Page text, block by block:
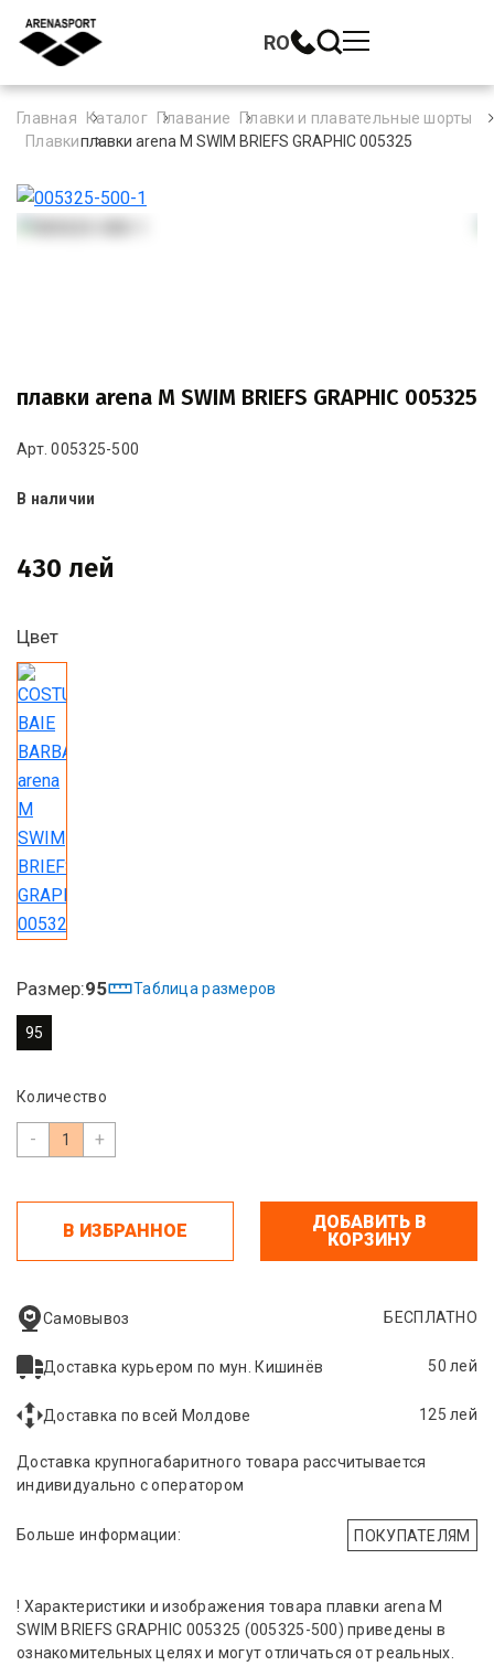
RO
Главная Каталог Плавание
Плавки и плавательные шорты
Плавкиплавки arena M SWIM BRIEFS GRAPHIC 005325
плавки arena M SWIM BRIEFS GRAPHIC 005325
Арт. 005325-500
В наличии
430 лей
Цвет
Размер:95 Таблица размеров
95
Количество
- +
В ИЗБРАННОЕ
ДОБАВИТЬ В
КОРЗИНУ
Самовывоз БЕСПЛАТНО
Доставка курьером по мун. Кишинёв 50 лей
Доставка по всей Молдове 125 лей
Доставка крупногабаритного товара рассчитывается
индивидуально с оператором
Больше информации: ПОКУПАТЕЛЯМ
! Характеристики и изображения товара плавки arena M
SWIM BRIEFS GRAPHIC 005325 (005325-500) приведены в
ознакомительных целях и могут отличаться от реальных.